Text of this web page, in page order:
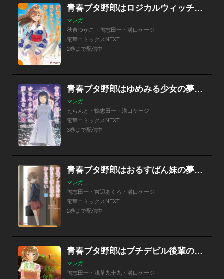
青春ブタ野郎はロジカルウィッチの夢を見ない
マンガ
秋奈つかこ・鴨志田一・溝口ケージ
電撃コミックスNEXT
2巻まで配信中
青春ブタ野郎はゆめみる少女の夢を見ない
マンガ
えらんと・鴨志田一・溝口ケージ
電撃コミックスNEXT
3巻まで配信中
青春ブタ野郎はおるすばん妹の夢を見ない
マンガ
鴨志田一・吉辺あくろ・溝口ケージ
電撃コミックスNEXT
2巻まで配信中
青春ブタ野郎はプチデビル後輩の夢を見ない
マンガ
鴨志田一・浅草九十九・溝口ケージ